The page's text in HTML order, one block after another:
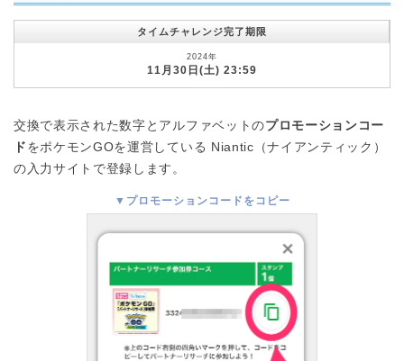
タイムチャレンジ完了期限
2024年
11月30日(土) 23:59
交換で表示された数字とアルファベットのプロモーションコー
ド をポケモンGOを運営している Niantic（ナイアンティック）
の入力サイトで登録します。
▼プロモーションコードをコピー